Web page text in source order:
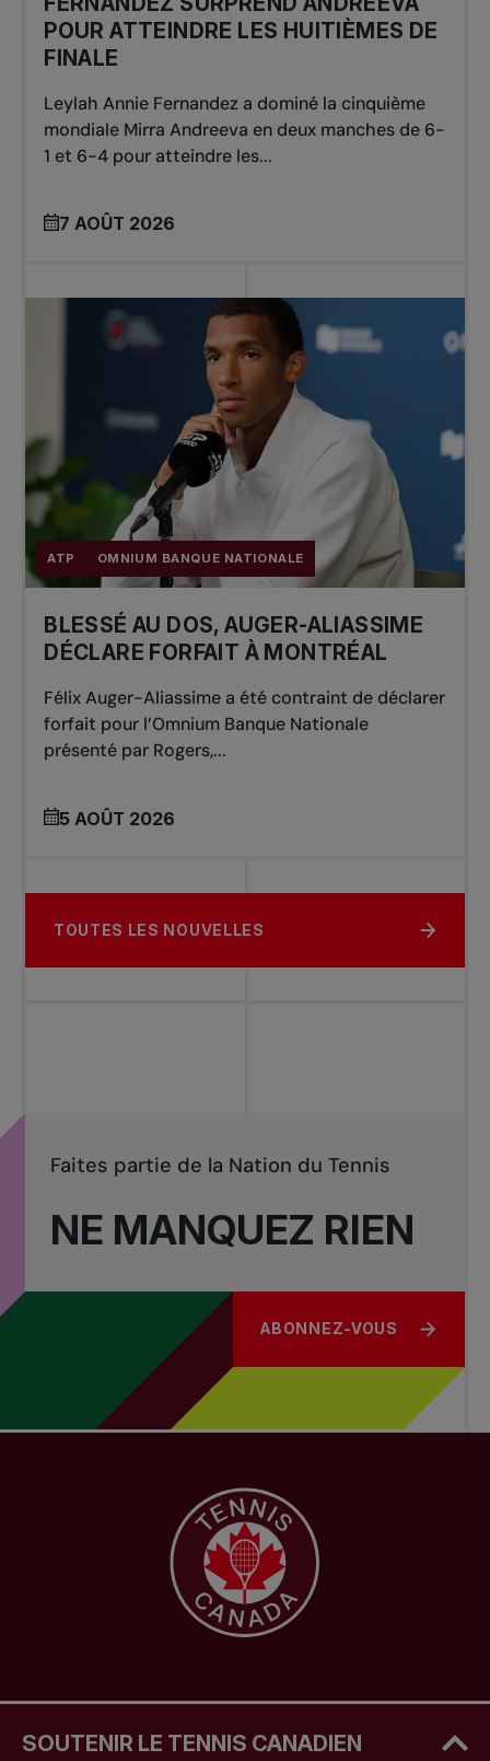
POUR ATTEINDRE LES HUITIÈMES DE
FINALE
Leylah Annie Fernandez a dominé la cinquième
mondiale Mirra Andreeva en deux manches de 6-
1 et 6-4 pour atteindre les...
7 AOÛT 2026
ATP OMNIUM BANQUE NATIONALE
BLESSÉ AU DOS, AUGER-ALIASSIME
DÉCLARE FORFAIT À MONTRÉAL
Félix Auger-Aliassime a été contraint de déclarer
forfait pour l’Omnium Banque Nationale
présenté par Rogers,...
5 AOÛT 2026
TOUTES LES NOUVELLES
NE MANQUEZ RIEN
Faites partie de la Nation du Tennis
ABONNEZ-VOUS
SOUTENIR LE TENNIS CANADIEN